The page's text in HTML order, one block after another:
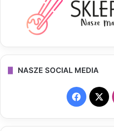
NASZE SOCIAL MEDIA
F
a
X